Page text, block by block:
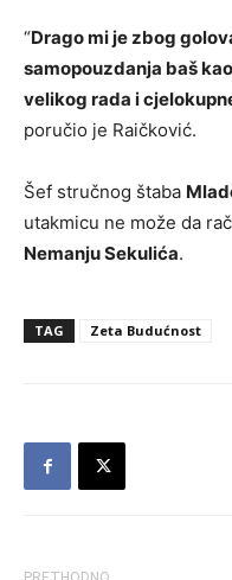
“Drago mi je zbog
samopouzdanja baš
velikog rada i
poručio je Raičković.
Šef stručnog štaba
utakmicu ne može da
Nemanju Sekulića.
TAG Zeta Budućnost